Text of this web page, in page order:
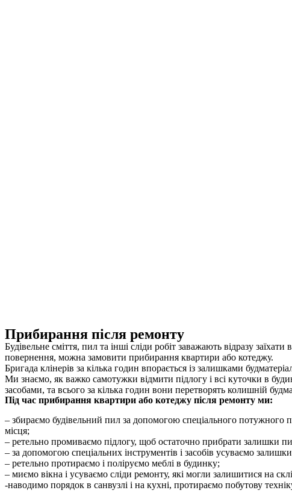
Прибирання після ремонту
Будівельне сміття, пил та інші сліди робіт заважають відразу
повернення, можна замовити прибирання квартири або котеджу.
Бригада клінерів за кілька годин впорається із залишками
Ми знаємо, як важко самотужки відмити підлогу і всі куточки в
засобами, та всього за кілька годин вони перетворять колишній
Під час прибирання квартири або котеджу після ремонту ми:
– збираємо будівельний пил за допомогою спеціального потужного
місця;
– ретельно промиваємо підлогу, щоб остаточно прибрати залишки
– за допомогою спеціальних інструментів і засобів усуваємо
– ретельно протираємо і поліруємо меблі в будинку;
– миємо вікна і усуваємо сліди ремонту, які могли залишитися на
-наводимо порядок в санвузлі і на кухні, протираємо побутову